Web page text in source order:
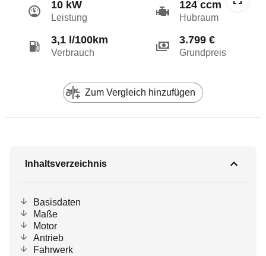
10 kW
Leistung
124 ccm
Hubraum
3,1 l/100km
Verbrauch
3.799 €
Grundpreis
Zum Vergleich hinzufügen
Inhaltsverzeichnis
Basisdaten
Maße
Motor
Antrieb
Fahrwerk